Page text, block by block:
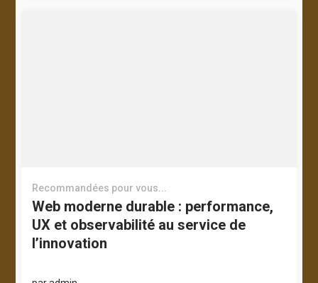
Recommandées pour vous...
Web moderne durable : performance,
UX et observabilité au service de
l’innovation